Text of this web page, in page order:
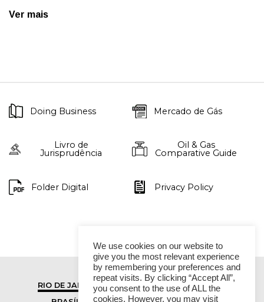
Ver mais
Doing Business Mercado de Gás
Livro de
Jurisprudência
Oil & Gas
Comparative Guide
Folder Digital Privacy Policy
RIO DE JANEIRO
SÃO PAULO
We use cookies on our website to
give you the most relevant experience
by remembering your preferences and
repeat visits. By clicking “Accept All”,
you consent to the use of ALL the
cookies. However, you may visit